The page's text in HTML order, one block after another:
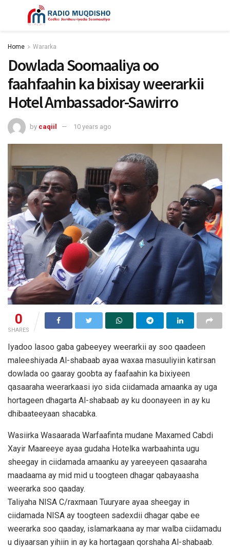
Home Wararka
Dowlada Soomaaliya oo
faahfaahin ka bixisay weerarkii
Hotel Ambassador-Sawirro
by caqiil 10 years ago
0
SHARES
Iyadoo lasoo gaba gabeeyey weerarkii ay soo qaadeen
maleeshiyada Al-shabaab ayaa waxaa masuuliyiin katirsan
dowlada oo gaaray goobta ay faafaahin ka bixiyeen
qasaaraha weerarkaasi iyo sida ciidamada amaanka ay uga
hortageen dhagarta Al-shabaab ay ku doonayeen in ay ku
dhibaateeyaan shacabka.
Wasiirka Wasaarada Warfaafinta mudane Maxamed Cabdi
Xayir Maareeye ayaa gudaha Hotelka warbaahinta ugu
sheegay in ciidamada amaanku ay yareeyeen qasaaraha
maadaama ay mid mid u toogteen dhagar qabayaasha
weerarka soo qaaday.
Taliyaha NISA C/raxmaan Tuuryare ayaa sheegay in
ciidamada NISA ay toogteen sadexdii dhagar qabe ee
weerarka soo qaaday, islamarkaana ay mar walba ciidamadu
u diyaarsan yihiin in ay ka hortagaan qorshaha Al-shabaab.